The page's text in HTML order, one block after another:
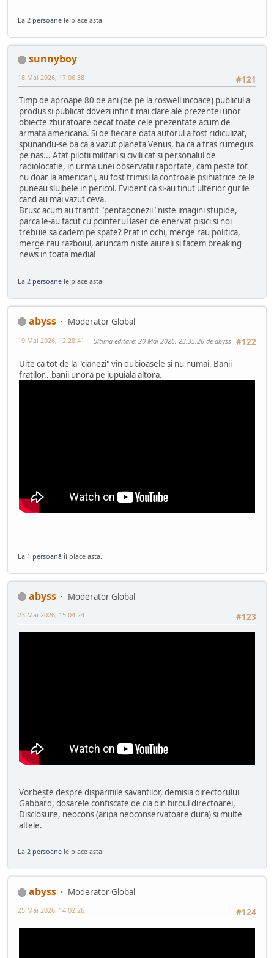
La 2 persoane le place asta.
sunnyboy
#121
18 Mai 2026, 17:06:38
Timp de aproape 80 de ani (de pe la roswell incoace) publicul a
produs si publicat dovezi infinit mai clare ale prezentei unor
obiecte zburatoare decat toate cele prezentate acum de
armata americana. Si de fiecare data autorul a fost ridiculizat,
spunandu-se ba ca a vazut planeta Venus, ba ca a tras rumegus
pe nas... Atat pilotii militari si civili cat si personalul de
radiolocatie, in urma unei observatii raportate, cam peste tot
nu doar la americani, au fost trimisi la controale psihiatrice ce le
puneau slujbele in pericol. Evident ca si-au tinut ulterior gurile
cand au mai vazut ceva.
Brusc acum au trantit "pentagonezii" niste imagini stupide,
parca le-au facut cu pointerul laser de enervat pisici si noi
trebuie sa cadem pe spate? Praf in ochi, merge rau politica,
merge rau razboiul, aruncam niste aiureli si facem breaking
news in toata media!
La 2 persoane le place asta.
abyss
Moderator Global
#122
19 Mai 2026, 12:28:41 Ultima editare: 20 Mai 2026, 23:35:26 de abyss
Uite ca tot de la "cianezi" vin dubioasele și nu numai. Banii
fraților...banii unora pe jupuiala altora.
La 1 persoanăîi place asta.
abyss
Moderator Global
#123
23 Mai 2026, 15:04:24
Vorbește despre disparițiile savantilor, demisia directorului
Gabbard, dosarele confiscate de cia din biroul directoarei,
Disclosure, neocons (aripa neoconservatoare dura) si multe
altele.
La 2 persoane le place asta.
abyss
Moderator Global
#124
25 Mai 2026, 14:02:26